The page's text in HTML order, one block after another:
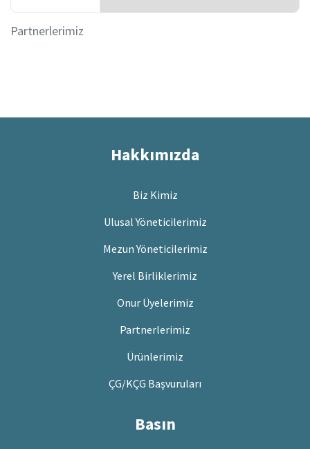
Partnerlerimiz
Hakkımızda
Biz Kimiz
Ulusal Yöneticilerimiz
Mezun Yöneticilerimiz
Yerel Birliklerimiz
Onur Üyelerimiz
Partnerlerimiz
Ürünlerimiz
ÇG/KÇG Başvuruları
Basın